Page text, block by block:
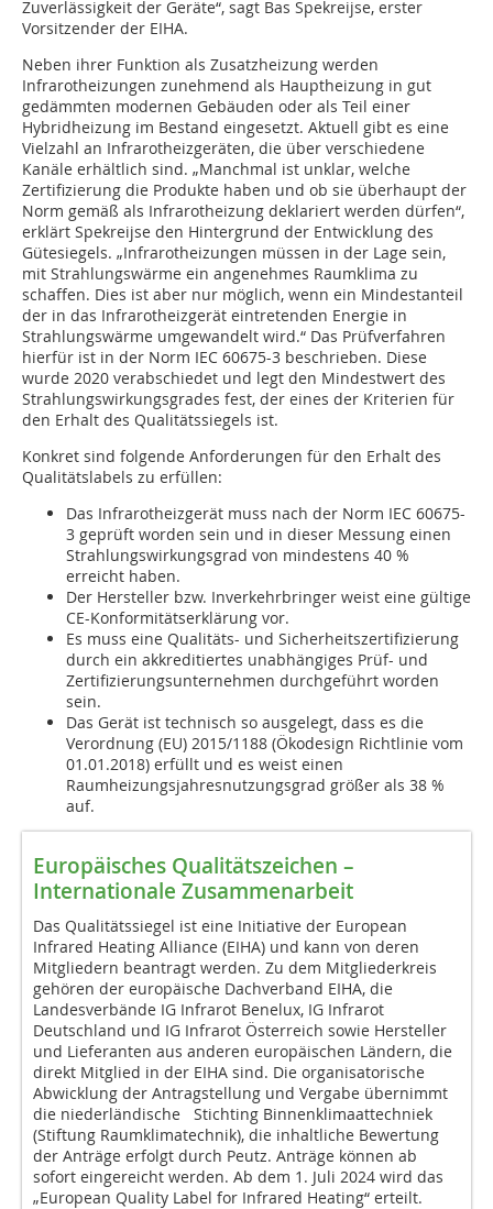
Zuverlässigkeit der Geräte“, sagt Bas Spekreijse, erster
Vorsitzender der EIHA.
Neben ihrer Funktion als Zusatzheizung werden
Infrarotheizungen zunehmend als Hauptheizung in gut
gedämmten modernen Gebäuden oder als Teil einer
Hybridheizung im Bestand eingesetzt. Aktuell gibt es eine
Vielzahl an Infrarotheizgeräten, die über verschiedene
Kanäle erhältlich sind. „Manchmal ist unklar, welche
Zertifizierung die Produkte haben und ob sie überhaupt der
Norm gemäß als Infrarotheizung deklariert werden dürfen“,
erklärt Spekreijse den Hintergrund der Entwicklung des
Gütesiegels. „Infrarotheizungen müssen in der Lage sein,
mit Strahlungswärme ein angenehmes Raumklima zu
schaffen. Dies ist aber nur möglich, wenn ein Mindestanteil
der in das Infrarotheizgerät eintretenden Energie in
Strahlungswärme umgewandelt wird.“ Das Prüfverfahren
hierfür ist in der Norm IEC 60675-3 beschrieben. Diese
wurde 2020 verabschiedet und legt den Mindestwert des
Strahlungswirkungsgrades fest, der eines der Kriterien für
den Erhalt des Qualitätssiegels ist.
Konkret sind folgende Anforderungen für den Erhalt des
Qualitätslabels zu erfüllen:
Das Infrarotheizgerät muss nach der Norm IEC 60675-
3 geprüft worden sein und in dieser Messung einen
Strahlungswirkungsgrad von mindestens 40 %
erreicht haben.
Der Hersteller bzw. Inverkehrbringer weist eine gültige
CE-Konformitätserklärung vor.
Es muss eine Qualitäts- und Sicherheitszertifizierung
durch ein akkreditiertes unabhängiges Prüf- und
Zertifizierungsunternehmen durchgeführt worden
sein.
Das Gerät ist technisch so ausgelegt, dass es die
Verordnung (EU) 2015/1188 (Ökodesign Richtlinie vom
01.01.2018) erfüllt und es weist einen
Raumheizungsjahresnutzungsgrad größer als 38 %
auf.
Europäisches Qualitätszeichen –
Internationale Zusammenarbeit
Das Qualitätssiegel ist eine Initiative der European
Infrared Heating Alliance (EIHA) und kann von deren
Mitgliedern beantragt werden. Zu dem Mitgliederkreis
gehören der europäische Dachverband EIHA, die
Landesverbände IG Infrarot Benelux, IG Infrarot
Deutschland und IG Infrarot Österreich sowie Hersteller
und Lieferanten aus anderen europäischen Ländern, die
direkt Mitglied in der EIHA sind. Die organisatorische
Abwicklung der Antragstellung und Vergabe übernimmt
die niederländische Stichting Binnenklimaattechniek
(Stiftung Raumklimatechnik), die inhaltliche Bewertung
der Anträge erfolgt durch Peutz. Anträge können ab
sofort eingereicht werden. Ab dem 1. Juli 2024 wird das
„European Quality Label for Infrared Heating“ erteilt.